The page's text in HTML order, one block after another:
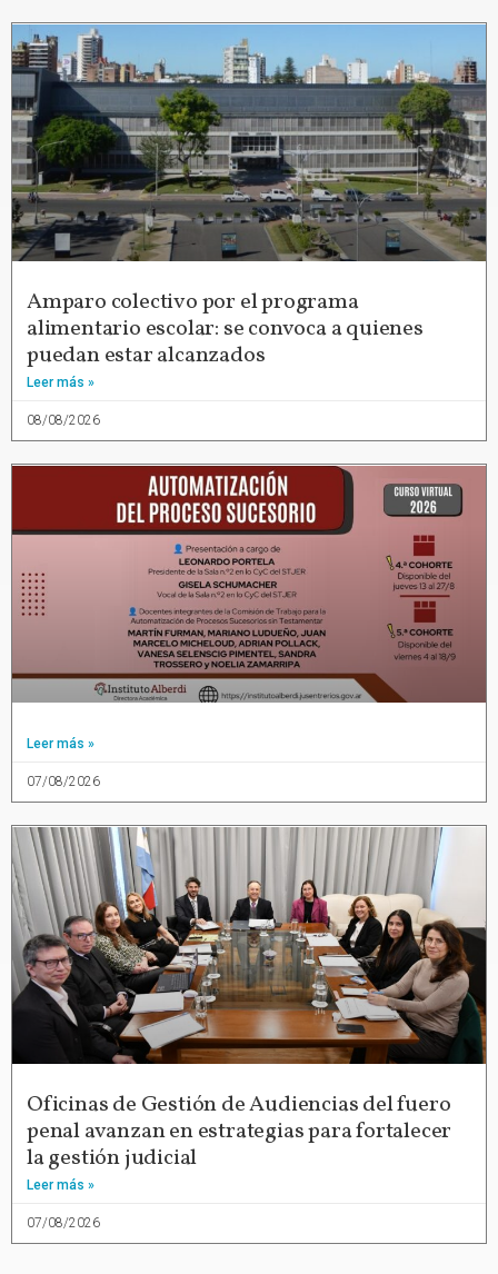
Amparo colectivo por el programa
alimentario escolar: se convoca a quienes
puedan estar alcanzados
Leer más »
08/08/2026
Leer más »
07/08/2026
Oficinas de Gestión de Audiencias del fuero
penal avanzan en estrategias para fortalecer
la gestión judicial
Leer más »
07/08/2026